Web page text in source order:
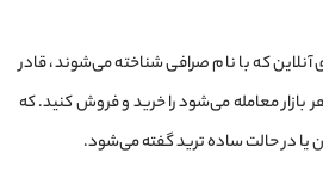
آنلاین که با نام صرافی شناخته می‌شوند، قادر
معامله می‌شود را خرید و فروش کنید. که
یا در حالت ساده ترید گفته می‌شود.